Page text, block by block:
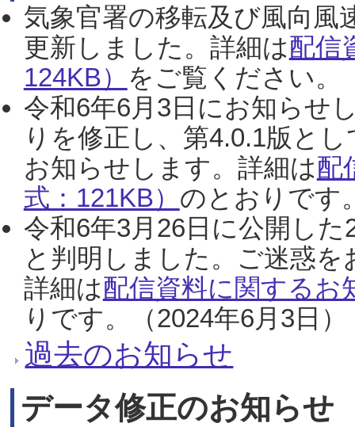
気象官署の移転及び風向風
更新しました。詳細は配信
124KB） をご覧ください。
令和6年6月3日にお知らせ
りを修正し、第4.0.1版と
お知らせします。詳細は配
式：121KB） のとおりです
令和6年3月26日に公開し
と判明しました。ご迷惑
詳細は配信資料に関するお
りです。（2024年6月3日）
過去のお知らせ
データ修正のお知らせ